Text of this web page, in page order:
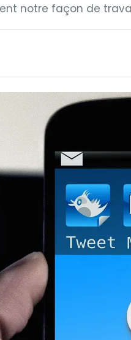
notre façon de